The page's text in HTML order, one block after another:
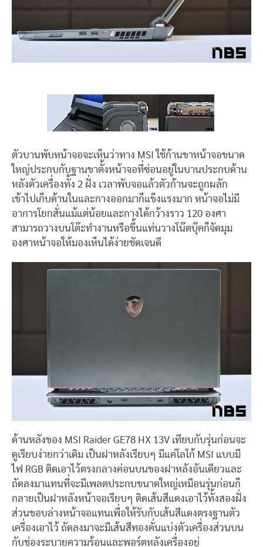
ตัวบานพับหน้าจอจะเห็นว่าทาง MSI ใช้ก้านขาหน้าจอขนาด
ใหญ่ประกบกับฐานขาตั้งหน้าจอที่ซ่อนอยู่ในบานประกบด้าน
หลังตัวเครื่องทั้ง 2 ฝั่ง เวลาพับจอแล้วตัวก้านจะถูกผลัก
เข้าไปเก็บด้านในและกางออกมาก็แข็งแรงมาก หน้าจอไม่มี
อาการโยกสั่นแม้แต่น้อยและกางได้กว้างราว 120 องศา
สามารถวางบนโต๊ะทำงานหรือขึ้นแท่นวางโน๊ตบุ๊คก็จัดมุม
องศาหน้าจอให้มองเห็นได้ง่ายชัดเจนดี
ด้านหลังของ MSI Raider GE78 HX 13V เทียบกับรุ่นก่อนจะ
ดูเรียบง่ายกว่าเดิม เป็นฝาหลังเรียบๆ มีแค่โลโก้ MSI แบบมี
ไฟ RGB ติดเอาไว้ตรงกลางค่อนบนของฝาหลังอันเดียวและ
ถัดลงมาแทนที่จะมีเพลตประกบขนาดใหญ่เหมือนรุ่นก่อนก็
กลายเป็นฝาหลังหน้าจอเรียบๆ ติดเส้นสีแดงเอาไว้ทั้งสองฝั่ง
ส่วนขอบล่างหน้าจอแทนเพื่อให้รับกับเส้นสีแดงตรงฐานตัว
เครื่องเอาไว้ ถัดลงมาจะมีเส้นสีทองคั่นแบ่งตัวเครื่องส่วนบน
กับช่องระบายความร้อนและพอร์ตหลังเครื่องอยู่